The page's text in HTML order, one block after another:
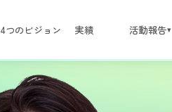
4つのビジョン 実績 活動報告▾